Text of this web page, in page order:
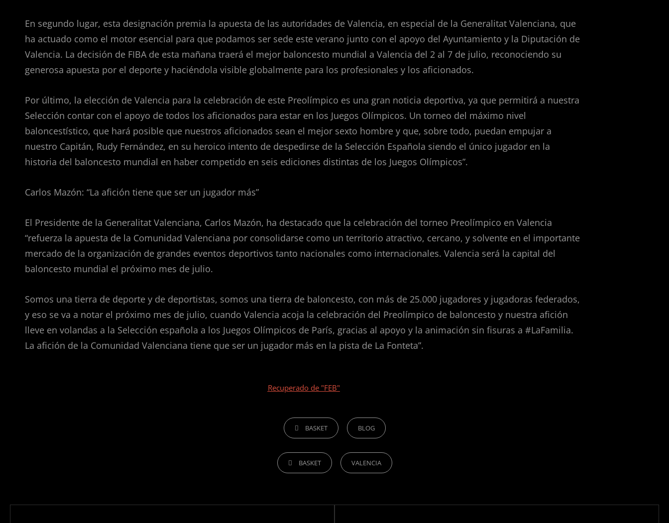
En segundo lugar, esta designación premia la apuesta de las autoridades de Valencia, en especial de la Generalitat Valenciana, que
ha actuado como el motor esencial para que podamos ser sede este verano junto con el apoyo del Ayuntamiento y la Diputación de
Valencia. La decisión de FIBA de esta mañana traerá el mejor baloncesto mundial a Valencia del 2 al 7 de julio, reconociendo su
generosa apuesta por el deporte y haciéndola visible globalmente para los profesionales y los aficionados.
Por último, la elección de Valencia para la celebración de este Preolímpico es una gran noticia deportiva, ya que permitirá a nuestra
Selección contar con el apoyo de todos los aficionados para estar en los Juegos Olímpicos. Un torneo del máximo nivel
baloncestístico, que hará posible que nuestros aficionados sean el mejor sexto hombre y que, sobre todo, puedan empujar a
nuestro Capitán, Rudy Fernández, en su heroico intento de despedirse de la Selección Española siendo el único jugador en la
historia del baloncesto mundial en haber competido en seis ediciones distintas de los Juegos Olímpicos”.
Carlos Mazón: “La afición tiene que ser un jugador más”
El Presidente de la Generalitat Valenciana, Carlos Mazón, ha destacado que la celebración del torneo Preolímpico en Valencia
“refuerza la apuesta de la Comunidad Valenciana por consolidarse como un territorio atractivo, cercano, y solvente en el importante
mercado de la organización de grandes eventos deportivos tanto nacionales como internacionales. Valencia será la capital del
baloncesto mundial el próximo mes de julio.
Somos una tierra de deporte y de deportistas, somos una tierra de baloncesto, con más de 25.000 jugadores y jugadoras federados,
y eso se va a notar el próximo mes de julio, cuando Valencia acoja la celebración del Preolímpico de baloncesto y nuestra afición
lleve en volandas a la Selección española a los Juegos Olímpicos de París, gracias al apoyo y la animación sin fisuras a #LaFamilia.
La afición de la Comunidad Valenciana tiene que ser un jugador más en la pista de La Fonteta”.
Recuperado de "FEB"
BASKET BLOG
BASKET VALENCIA